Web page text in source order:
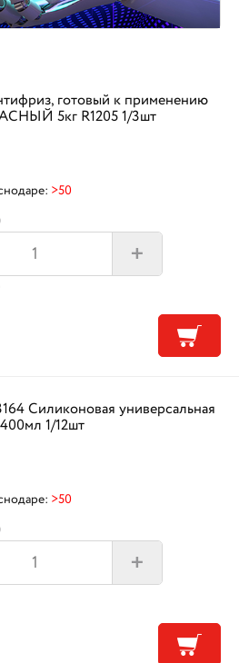
готовый к применению
5кг R1205 1/3шт
>50
+
Силиконовая универсальная
1/12шт
>50
+